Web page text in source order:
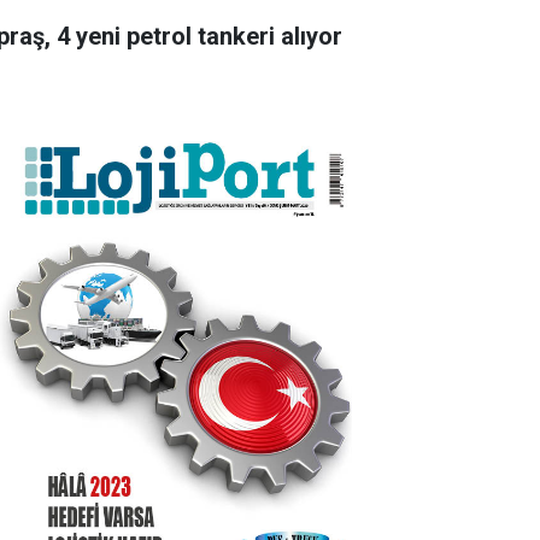
4 yeni petrol tankeri alıyor